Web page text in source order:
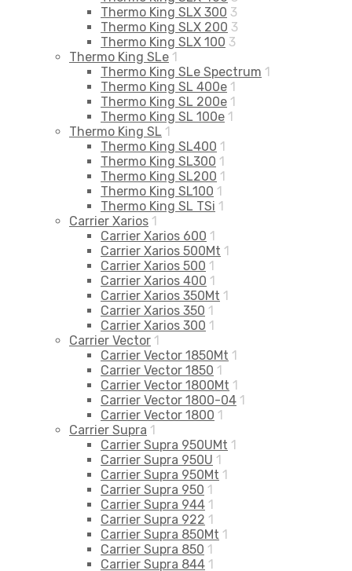
Thermo King SLX 300 3
Thermo King SLX 200 3
Thermo King SLX 100 3
Thermo King SLe 1
Thermo King SLe Spectrum 1
Thermo King SL 400e 1
Thermo King SL 200e 1
Thermo King SL 100e 1
Thermo King SL 1
Thermo King SL400 1
Thermo King SL300 1
Thermo King SL200 1
Thermo King SL100 1
Thermo King SL TSi 1
Carrier Xarios 1
Carrier Xarios 600 1
Carrier Xarios 500Mt 1
Carrier Xarios 500 1
Carrier Xarios 400 1
Carrier Xarios 350Mt 1
Carrier Xarios 350 1
Carrier Xarios 300 1
Carrier Vector 1
Carrier Vector 1850Mt 1
Carrier Vector 1850 1
Carrier Vector 1800Mt 1
Carrier Vector 1800-04 1
Carrier Vector 1800 1
Carrier Supra 1
Carrier Supra 950UMt 1
Carrier Supra 950U 1
Carrier Supra 950Mt 1
Carrier Supra 950 1
Carrier Supra 944 1
Carrier Supra 922 1
Carrier Supra 850Mt 1
Carrier Supra 850 1
Carrier Supra 844 1